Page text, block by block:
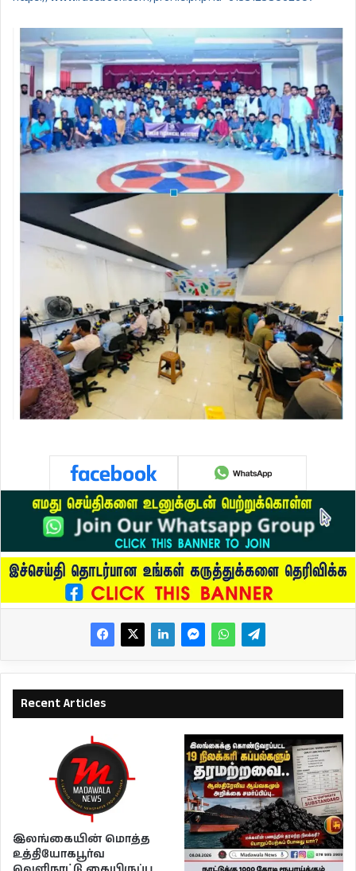
Recent Articles
இலங்கையின் மொத்த
உத்தியோகபூர்வ